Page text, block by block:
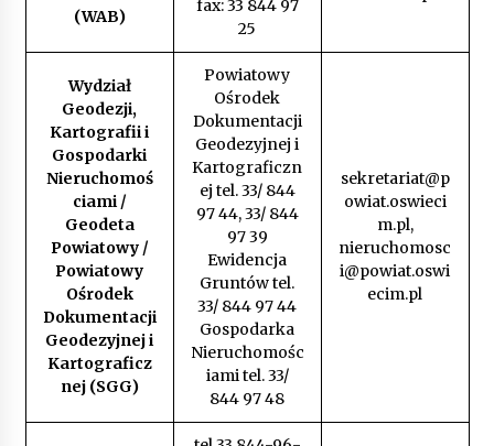
(WAB)
fax: 33 844 97
25
Wydział
Geodezji,
Kartografii i
Gospodarki
Nieruchomoś
ciami /
Geodeta
Powiatowy /
Powiatowy
Ośrodek
Dokumentacji
Geodezyjnej i
Kartograficz
nej (SGG)
Powiatowy
Ośrodek
Dokumentacji
Geodezyjnej i
Kartograficzn
ej tel. 33/ 844
97 44, 33/ 844
97 39
Ewidencja
Gruntów tel.
33/ 844 97 44
Gospodarka
Nieruchomośc
iami tel. 33/
844 97 48
sekretariat@p
owiat.oswieci
m.pl,
nieruchomosc
i@powiat.oswi
ecim.pl